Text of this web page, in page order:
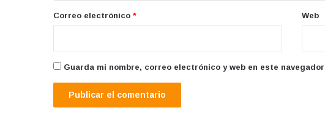
*
Correo electrónico * Web
Guarda mi nombre, correo electrónico y web en este